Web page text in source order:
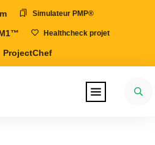
Simulateur PMP®
Healthcheck projet
ProjectChef